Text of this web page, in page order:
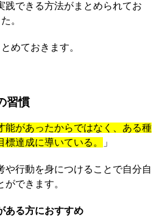
践できる方法がまとめられてお
。
めておきます。
習慣
能があったからではなく、ある種
達成に導いている。
」
や行動を身につけることで自分自
できます。
ある方におすすめ